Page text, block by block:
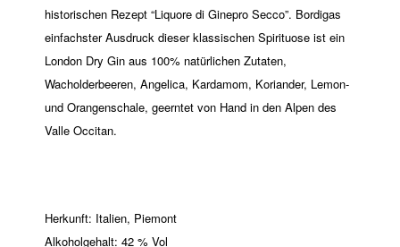
historischen Rezept “Liquore di Ginepro Secco”. Bordigas
einfachster Ausdruck dieser klassischen Spirituose ist ein
London Dry Gin aus 100% natürlichen Zutaten,
Wacholderbeeren, Angelica, Kardamom, Koriander, Lemon-
und Orangenschale, geerntet von Hand in den Alpen des
Valle Occitan.
Herkunft: Italien, Piemont
Alkoholgehalt: 42 % Vol